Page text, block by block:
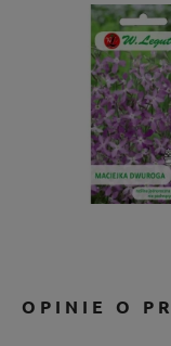
OPINIE O